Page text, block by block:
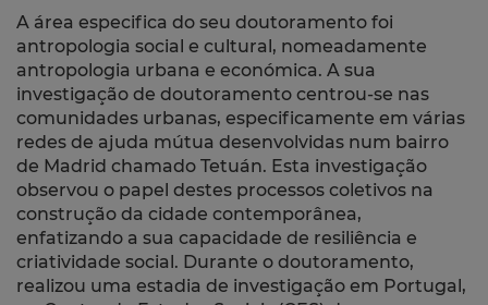
A área especifica do seu doutoramento foi
antropologia social e cultural, nomeadamente
antropologia urbana e económica. A sua
investigação de doutoramento centrou-se nas
comunidades urbanas, especificamente em várias
redes de ajuda mútua desenvolvidas num bairro
de Madrid chamado Tetuán. Esta investigação
observou o papel destes processos coletivos na
construção da cidade contemporânea,
enfatizando a sua capacidade de resiliência e
criatividade social. Durante o doutoramento,
realizou uma estadia de investigação em Portugal,